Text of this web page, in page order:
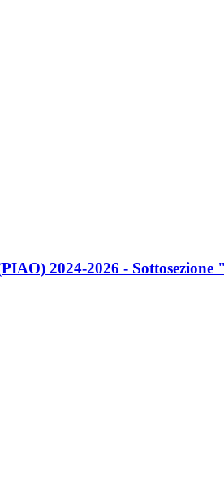
2024-2026 -